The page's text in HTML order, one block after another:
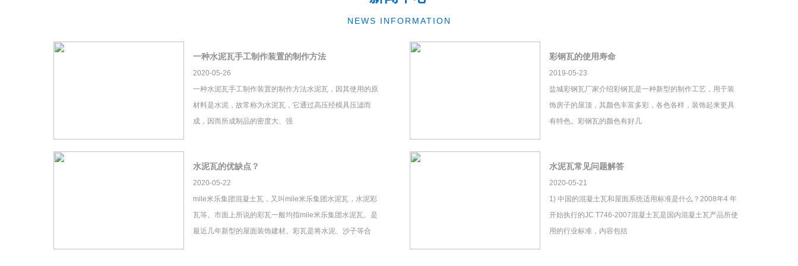
NEWS INFORMATION
一种水泥瓦手工制作装置的制作方法
2020-05-26
一种水泥瓦手工制作装置的制作方法水泥瓦，因其使用的原
材料是水泥，故常称为水泥瓦，它通过高压经模具压滤而
成，因而所成制品的密度大、强
彩钢瓦的使用寿命
2019-05-23
盐城彩钢瓦厂家介绍彩钢瓦是一种新型的制作工艺，用于装
饰房子的屋顶，其颜色丰富多彩，各色各样，装饰起来更具
有特色。彩钢瓦的颜色有好几
水泥瓦的优缺点？
2020-05-22
mile米乐集团混凝土瓦，又叫mile米乐集团水泥瓦，水泥彩
瓦等。市面上所说的彩瓦一般均指mile米乐集团水泥瓦。是
最近几年新型的屋面装饰建材。彩瓦是将水泥、沙子等合
水泥瓦常见问题解答
2020-05-21
1) 中国的混凝土瓦和屋面系统适用标准是什么？2008年4 年
开始执行的JC T746-2007混凝土瓦是国内混凝土瓦产品所使
用的行业标准，内容包括